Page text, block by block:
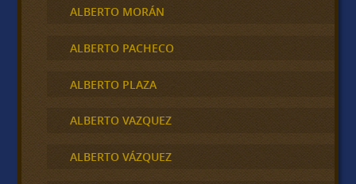
ALBERTO MORÁN
ALBERTO PACHECO
ALBERTO PLAZA
ALBERTO VAZQUEZ
ALBERTO VÁZQUEZ